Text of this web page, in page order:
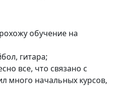
обучение на
гитара;
все, что связано с
много начальных курсов,